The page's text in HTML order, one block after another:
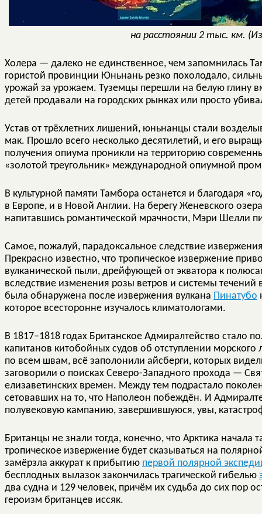
на расстоянии 2 тыс. км.
Холера — далеко не единственное, чем запомнилась
гористой провинции Юньнань резко похолодало,
урожай за урожаем. Туземцы перешли на белую глину
детей продавали на городских рынках или просто
Устав от трёхлетних лишений, юньнанцы стали
мак. Прошло всего несколько десятилетий, и его
получения опиума проникли на территорию
«золотой треугольник» международной опиумной
В культурной памяти Тамбора останется и благодаря
в Европе, и в Новой Англии. На берегу Женевского
напитавшись романтической мрачности, Мэри Шелли
Самое, пожалуй, парадоксальное следствие
Прекрасно известно, что тропическое извержение
вулканической пыли, дрейфующей от экватора к
вследствие изменения розы ветров и системы
была обнаружена после извержения вулкана Пинатубо
которое всесторонне изучалось климатологами.
В 1817–1818 годах Британское Адмиралтейство стало
капитанов китобойных судов об отступлении
по всем швам, всё заполонили айсберги, которых
заговорили о поисках Северо-Западного прохода —
елизаветинских времен. Между тем подрастало
сетовавших на то, что Наполеон побеждён. И
полувековую кампанию, завершившуюся, увы,
Британцы не знали тогда, конечно, что Арктика начала
тропическое извержение будет сказываться на
замёрзла аккурат к прибытию первой полярной
бесплодных вылазок закончилась трагической гибелью
два судна и 129 человек, причём их судьба до сих пор
героизм британцев иссяк.